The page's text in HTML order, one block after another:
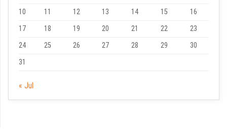
10
11 12 13 14 15
16
17
18 19 20 21 22
23
24
25 26 27 28 29
30
31
« Jul